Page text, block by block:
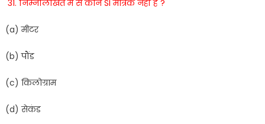
31. निम्नलिखित में से कौन SI मात्रक नहीं है ?
(a)मीटर
(b)पौंड
(c) किलोग्राम
(d)सेकंड